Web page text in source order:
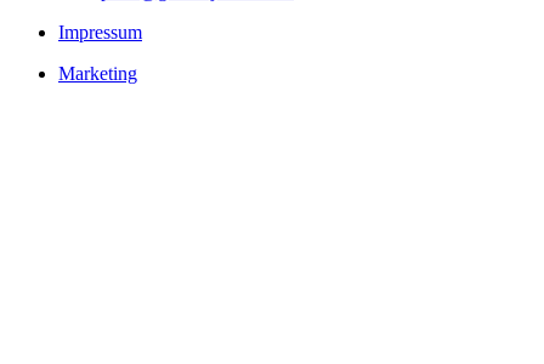
Impressum
Marketing